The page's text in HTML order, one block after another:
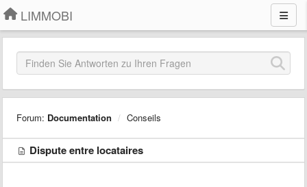
LIMMOBI
Forum: Documentation Conseils
Dispute entre locataires